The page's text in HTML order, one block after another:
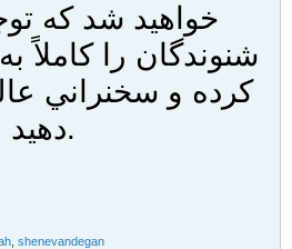
خواهيد شد که
شنوندگان را
کرده و سخنراني
دهيد.
shenevandegan